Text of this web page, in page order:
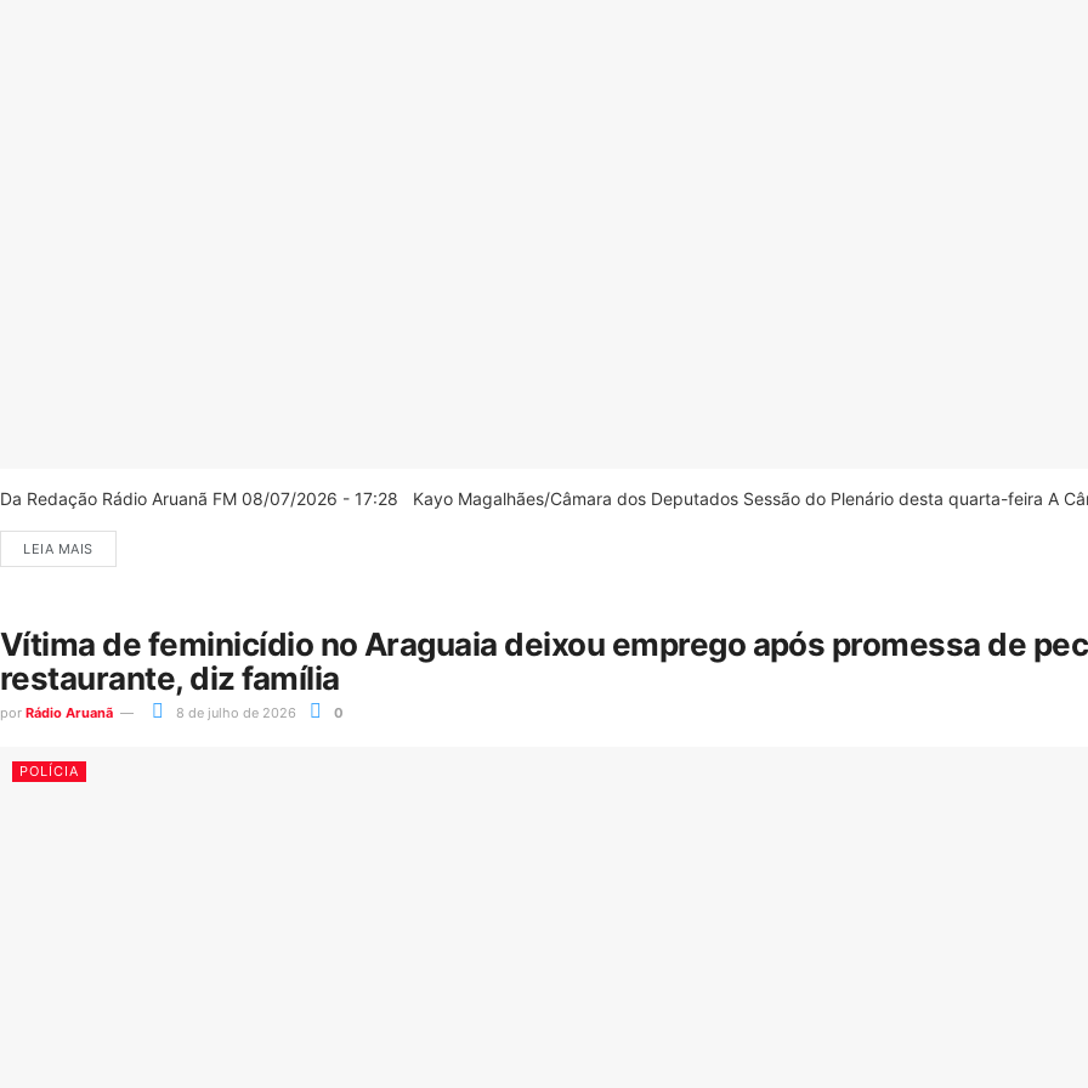
Da Redação Rádio Aruanã FM 08/07/2026 - 17:28 Kayo Magalhães/Câmara dos Deputados Sessão do Plenário desta quarta-feira A
LEIA MAIS
Vítima de feminicídio no Araguaia deixou emprego após promessa de
restaurante, diz família
por Rádio Aruanã 8 de julho de 2026 0
POLÍCIA